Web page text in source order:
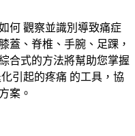
何 觀察並識別導致痛症
蓋、脊椎、手腕、足踝，
合式的方法將幫助您掌握
引起的疼痛 的工具，協
案。